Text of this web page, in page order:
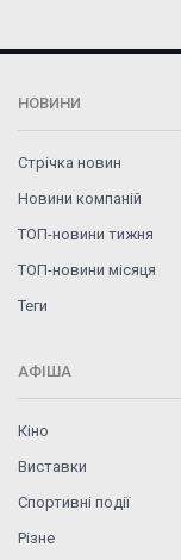
НОВИНИ
Стрічка новин
Новини компаній
ТОП-новини тижня
ТОП-новини місяця
Теги
АФІША
Кіно
Виставки
Спортивні події
Різне